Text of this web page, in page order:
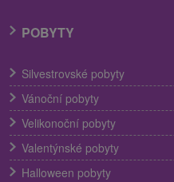
POBYTY
Silvestrovské pobyty
Vánoční pobyty
Velikonoční pobyty
Valentýnské pobyty
Halloween pobyty